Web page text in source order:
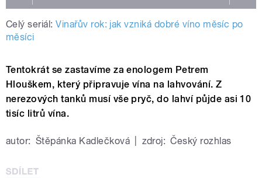
Celý seriál: Vinařův rok: jak vzniká dobré víno měsíc po
měsíci
Tentokrát se zastavíme za enologem Petrem
Hlouškem, který připravuje vína na lahvování. Z
nerezových tanků musí vše pryč, do lahví půjde asi 10
tisíc litrů vína.
autor: Štěpánka Kadlečková zdroj: Český rozhlas